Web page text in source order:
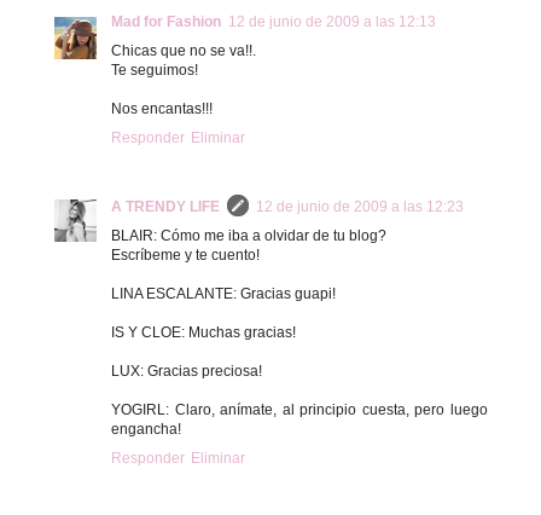
Mad for Fashion 12 de junio de 2009 a las 12:13
Chicas que no se va!!.
Te seguimos!
Nos encantas!!!
Responder Eliminar
A TRENDY LIFE
12 de junio de 2009 a las 12:23
BLAIR: Cómo me iba a olvidar de tu blog?
Escríbeme y te cuento!
LINA ESCALANTE: Gracias guapi!
IS Y CLOE: Muchas gracias!
LUX: Gracias preciosa!
YOGIRL: Claro, anímate, al principio cuesta, pero luego
engancha!
Responder Eliminar